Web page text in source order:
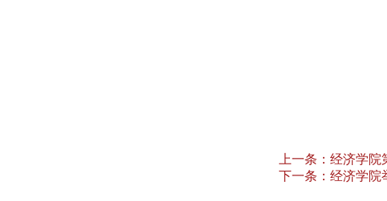
上一条： 经济学院
下一条： 经济学院